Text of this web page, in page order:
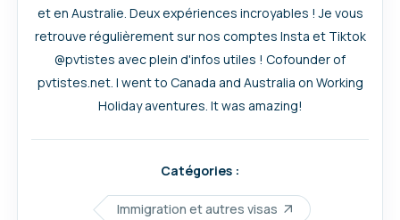
et en Australie. Deux expériences incroyables ! Je vous
retrouve régulièrement sur nos comptes Insta et Tiktok
@pvtistes avec plein d'infos utiles ! Cofounder of
pvtistes.net. I went to Canada and Australia on Working
Holiday aventures. It was amazing!
Catégories :
Immigration et autres visas